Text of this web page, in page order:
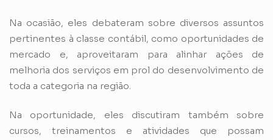
Na ocasião, eles debateram sobre diversos assuntos
pertinentes à classe contábil, como oportunidades de
mercado e, aproveitaram para alinhar ações de
melhoria dos serviços em prol do desenvolvimento de
toda a categoria na região.
Na oportunidade, eles discutiram também sobre
cursos, treinamentos e atividades que possam